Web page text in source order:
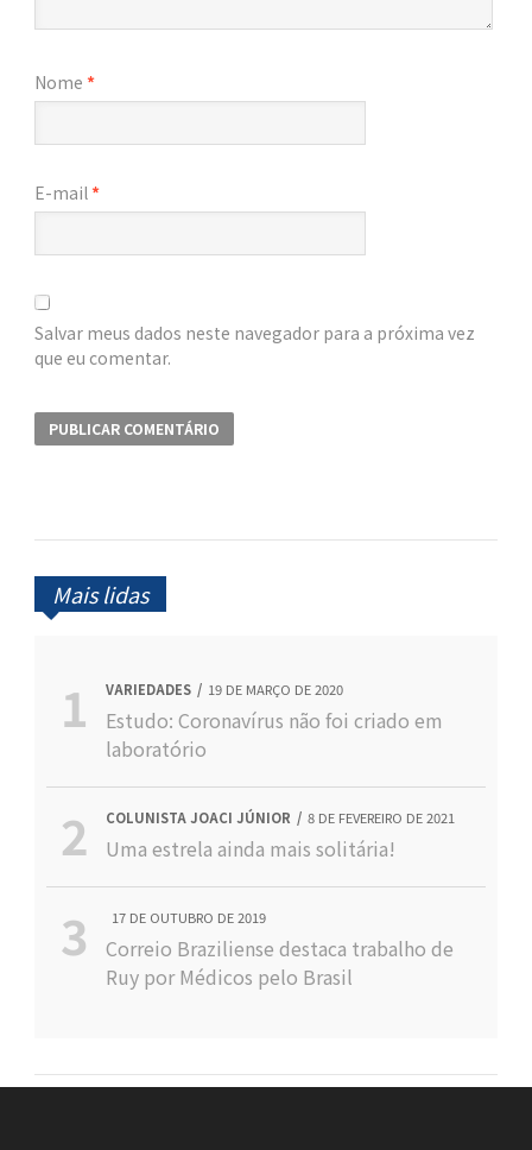
Nome *
E-mail*
Salvar meus dados neste navegador para a próxima vez
que eu comentar.
Mais lidas
VARIEDADES 19 DE MARÇO DE 2020
Estudo: Coronavírus não foi criado em
laboratório
COLUNISTA JOACI JÚNIOR 8 DE FEVEREIRO DE 2021
Uma estrela ainda mais solitária!
17 DE OUTUBRO DE 2019
Correio Braziliense destaca trabalho de
Ruy por Médicos pelo Brasil